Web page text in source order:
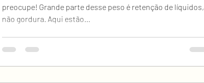
preocupe! Grande parte desse peso é retenção de líquidos,
não gordura. Aqui estão...